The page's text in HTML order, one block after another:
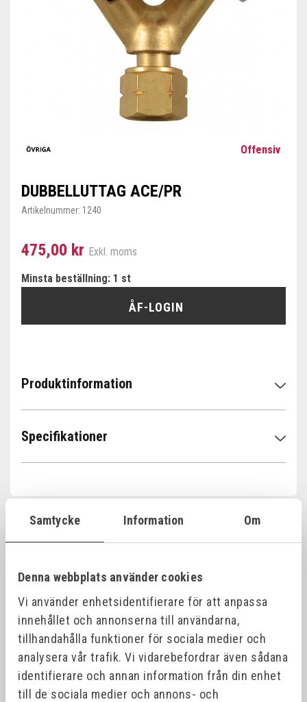
Samtycke Information Om
Denna webbplats använder cookies
Vi använder enhetsidentifierare för att anpassa
innehållet och annonserna till användarna,
tillhandahålla funktioner för sociala medier och
analysera vår trafik. Vi vidarebefordrar även sådana
identifierare och annan information från din enhet
till de sociala medier och annons- och
Offensiv
DUBBELLUTTAG ACE/PR
Artikelnummer: 1240
475,00 kr Exkl. moms
Minsta beställning: 1 st
ÅF-LOGIN
Produktinformation
Specifikationer
Offensiv Offensiv